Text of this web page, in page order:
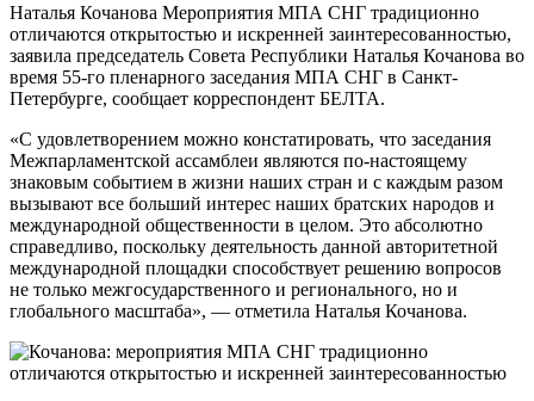
Наталья Кочанова Мероприятия МПА СНГ традиционно
отличаются открытостью и искренней заинтересованностью,
заявила председатель Совета Республики Наталья Кочанова во
время 55-го пленарного заседания МПА СНГ в Санкт-
Петербурге, сообщает корреспондент БЕЛТА.
«С удовлетворением можно констатировать, что заседания
Межпарламентской ассамблеи являются по-настоящему
знаковым событием в жизни наших стран и с каждым разом
вызывают все больший интерес наших братских народов и
международной общественности в целом. Это абсолютно
справедливо, поскольку деятельность данной авторитетной
международной площадки способствует решению вопросов
не только межгосударственного и регионального, но и
глобального масштаба», — отметила Наталья Кочанова.